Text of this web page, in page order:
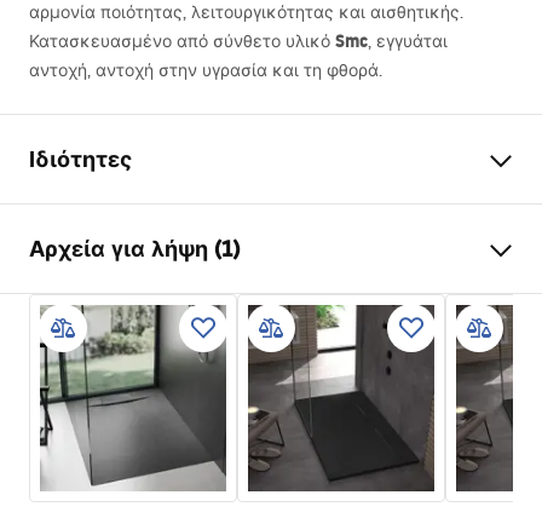
αρμονία ποιότητας, λειτουργικότητας και αισθητικής.
Κατασκευασμένο από σύνθετο υλικό Smc, εγγυάται
αντοχή, αντοχή στην υγρασία και τη φθορά.
Ιδιότητες
Υλικό
Μήκος
1200mm
Πλάτος
900 mm
Ύψος
25mm
Τρόπος εγκατάστασης
Στο πάτωμα,
Εντοιχιζόμενος
Διάμετρος αποχέτευση
mm
Αρχεία για λήψη (1)
Οδηγίες συναρμολόγησης
Shower tray.pdf